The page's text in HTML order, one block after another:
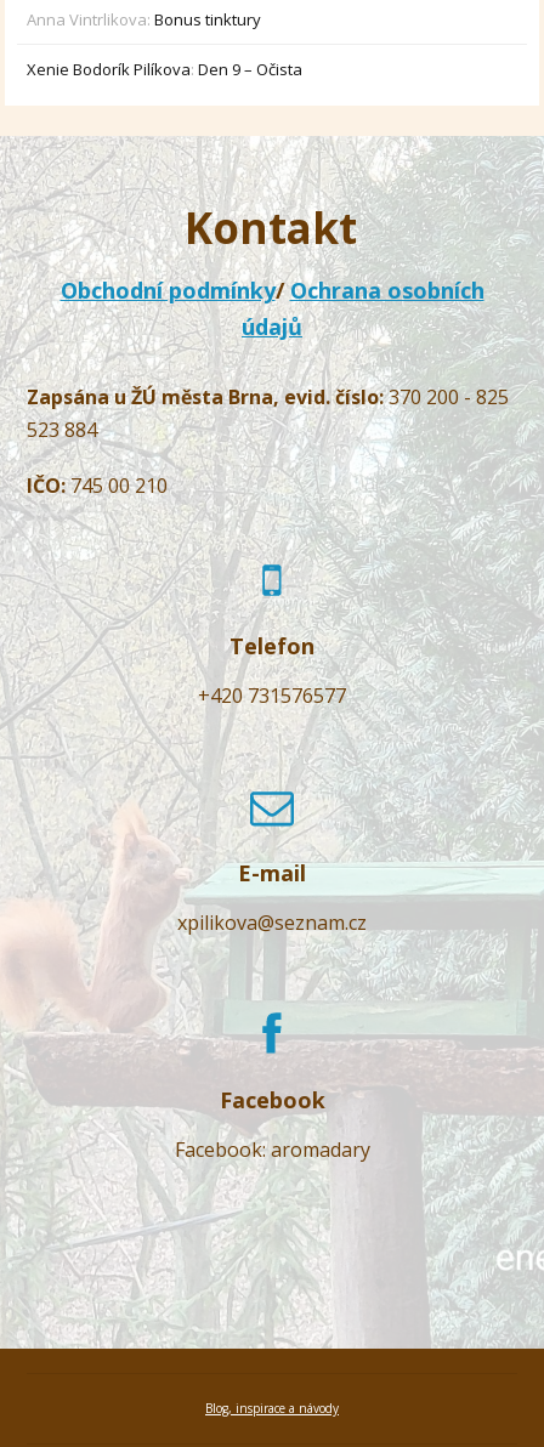
Anna Vintrlikova:Bonus tinktury
Xenie Bodorík Pilíkova:Den 9 – Očista
Kontakt
Obchodní podmínky/Ochrana osobních
údajů
Zapsána u ŽÚ města Brna, evid. číslo:370 200 - 825
523 884
IČO:745 00 210
Telefon
+420 731576577
E-mail
xpilikova@seznam.cz
Facebook
Facebook: aromadary
Blog, inspirace a návody